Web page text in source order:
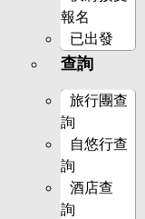
報名
已出發
查詢
旅行團查
詢
自悠行查
詢
酒店查
詢